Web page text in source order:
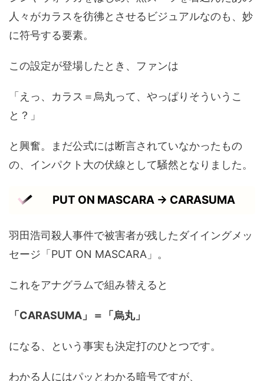
人々がカラスを彷彿とさせるビジュアルなのも、妙
に符号する要素。
この設定が登場したとき、ファンは
「えっ、カラス＝烏丸って、やっぱりそういうこ
と？」
と興奮。まだ公式には断言されていなかったもの
の、インパクト大の伏線として騒然となりました。
PUT ON MASCARA → CARASUMA
羽田浩司殺人事件で被害者が残したダイイングメッ
セージ「PUT ON MASCARA」。
これをアナグラムで組み替えると
「CARASUMA」＝「烏丸」
になる、という事実も決定打のひとつです。
わかる人にはパッとわかる暗号ですが、